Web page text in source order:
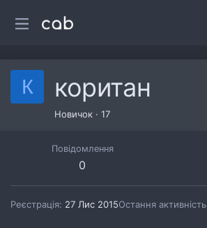
К коритан
Новичок · 17
Повідомлення
0
Реєстрація 27 Лис 2015Остання активність